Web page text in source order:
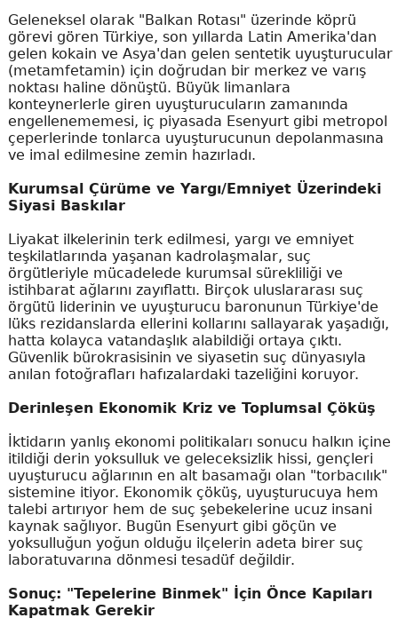
Geleneksel olarak "Balkan Rotası" üzerinde köprü
görevi gören Türkiye, son yıllarda Latin Amerika'dan
gelen kokain ve Asya'dan gelen sentetik uyuşturucular
(metamfetamin) için doğrudan bir merkez ve varış
noktası haline dönüştü. Büyük limanlara
konteynerlerle giren uyuşturucuların zamanında
engellenememesi, iç piyasada Esenyurt gibi metropol
çeperlerinde tonlarca uyuşturucunun depolanmasına
ve imal edilmesine zemin hazırladı.
Kurumsal Çürüme ve Yargı/Emniyet Üzerindeki
Siyasi Baskılar
Liyakat ilkelerinin terk edilmesi, yargı ve emniyet
teşkilatlarında yaşanan kadrolaşmalar, suç
örgütleriyle mücadelede kurumsal sürekliliği ve
istihbarat ağlarını zayıflattı. Birçok uluslararası suç
örgütü liderinin ve uyuşturucu baronunun Türkiye'de
lüks rezidanslarda ellerini kollarını sallayarak yaşadığı,
hatta kolayca vatandaşlık alabildiği ortaya çıktı.
Güvenlik bürokrasisinin ve siyasetin suç dünyasıyla
anılan fotoğrafları hafızalardaki tazeliğini koruyor.
Derinleşen Ekonomik Kriz ve Toplumsal Çöküş
İktidarın yanlış ekonomi politikaları sonucu halkın içine
itildiği derin yoksulluk ve geleceksizlik hissi, gençleri
uyuşturucu ağlarının en alt basamağı olan "torbacılık"
sistemine itiyor. Ekonomik çöküş, uyuşturucuya hem
talebi artırıyor hem de suç şebekelerine ucuz insani
kaynak sağlıyor. Bugün Esenyurt gibi göçün ve
yoksulluğun yoğun olduğu ilçelerin adeta birer suç
laboratuvarına dönmesi tesadüf değildir.
Sonuç: "Tepelerine Binmek" İçin Önce Kapıları
Kapatmak Gerekir